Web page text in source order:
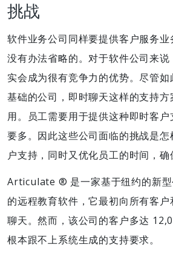
挑战
软件业务公司同样要提供客户服务
没有办法省略的。对于软件公司来
实会成为很有竞争力的优势。尽管
基础的公司，即时聊天这样的支持
用。员工需要用于提供这种即时客
要多。因此这些公司面临的挑战是
户支持，同时又优化员工的时间，确
Articulate ® 是一家基于纽约的新型
的远程教育软件，它最初向所有客
聊天。然而，该公司的客户多达
根本跟不上系统生成的支持要求。